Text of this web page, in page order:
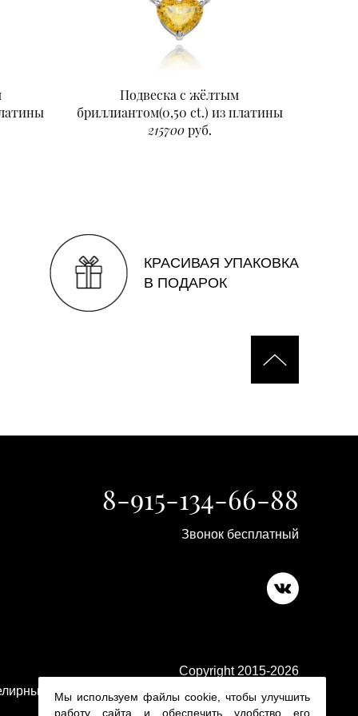
Подвеска с жёлтым
бриллиантом(0,50 ct.) из платины
215700руб.
КРАСИВАЯ УПАКОВКА
В ПОДАРОК
8-915-134-66-88
Звонок бесплатный
Copyright 2015-2026
изделия в ювелирном магазине Platina 24
Мы используем файлы cookie, чтобы улучшить
работу сайта и обеспечить удобство его